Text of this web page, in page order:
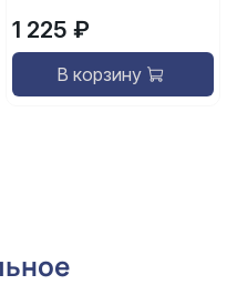
1 225 ₽
В корзину